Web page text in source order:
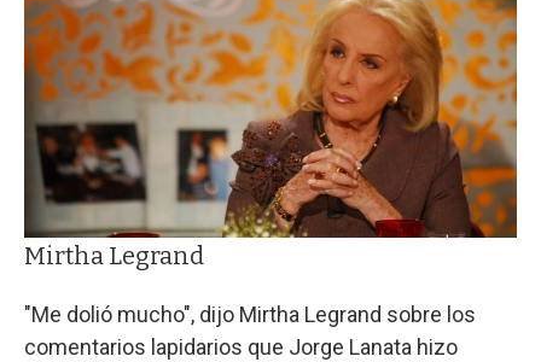
Mirtha Legrand
"Me dolió mucho", dijo Mirtha Legrand sobre los
comentarios lapidarios que Jorge Lanata hizo